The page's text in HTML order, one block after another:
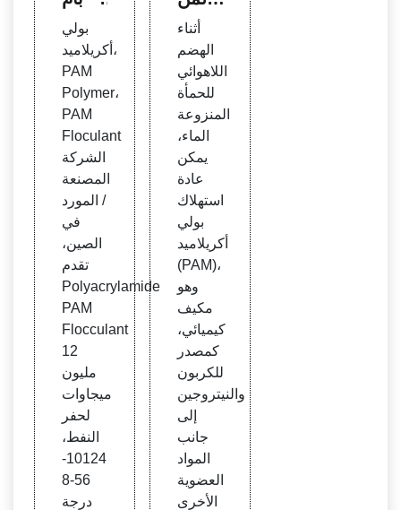
لمسح
وق أب
يض لل
تنقيب
عن الن
فط ف
ي الم
غرب
بولي
أكريلاميد،
PAM
Polymer،
PAM
Floculant
الشركة
المصنعة
/ المورد
في
الصين،
تقدم
Polyacrylamide
PAM
Flocculant
12
مليون
ميجاوات
لحفر
النفط،
10124-
56-8
درجة
شطة
بالنفا
يات لل
بولي أ
كريلام
يد
أثناء
الهضم
اللاهوائي
للحمأة
المنزوعة
الماء،
يمكن
عادة
استهلاك
بولي
أكريلاميد
(PAM)،
وهو
مكيف
كيميائي،
كمصدر
للكربون
والنيتروجين
إلى
جانب
المواد
العضوية
الأخرى